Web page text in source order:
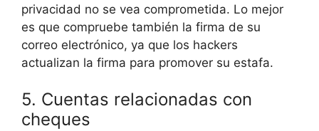
privacidad no se vea comprometida. Lo mejor
es que compruebe también la firma de su
correo electrónico, ya que los hackers
actualizan la firma para promover su estafa.
5. Cuentas relacionadas con
cheques